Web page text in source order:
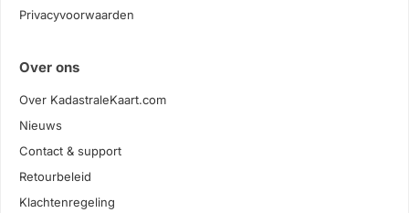
Privacyvoorwaarden
Over ons
Over KadastraleKaart.com
Nieuws
Contact & support
Retourbeleid
Klachtenregeling